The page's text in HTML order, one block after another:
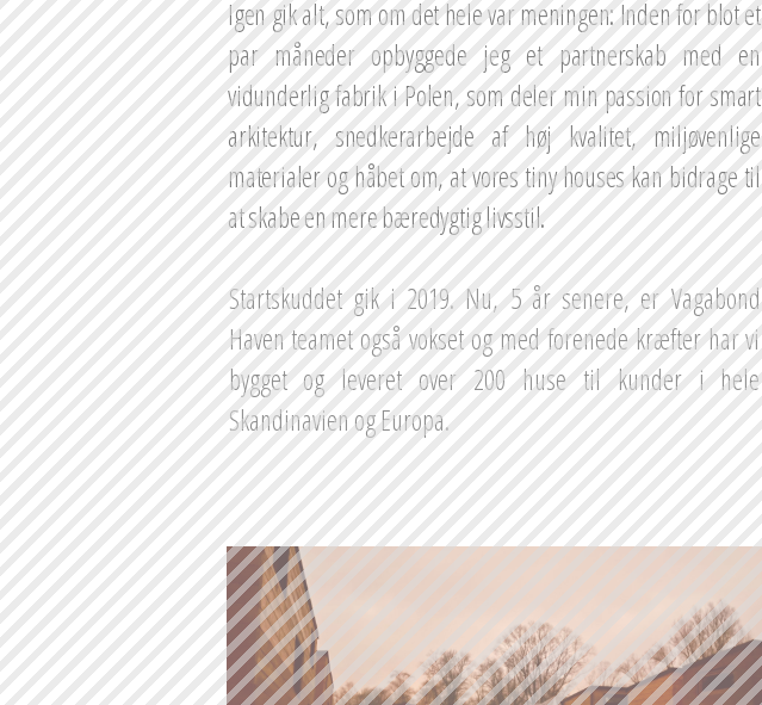
Igen gik alt, som om det hele var meningen: Inden for blot et
par måneder opbyggede jeg et partnerskab med en
vidunderlig fabrik i Polen, som deler min passion for smart
arkitektur, snedkerarbejde af høj kvalitet, miljøvenlige
materialer og håbet om, at vores tiny houses kan bidrage til
at skabe en mere bæredygtig livsstil.
Startskuddet gik i 2019. Nu, 5 år senere, er Vagabond
Haven teamet også vokset og med forenede kræfter har vi
bygget og leveret over 200 huse til kunder i hele
Skandinavien og Europa.